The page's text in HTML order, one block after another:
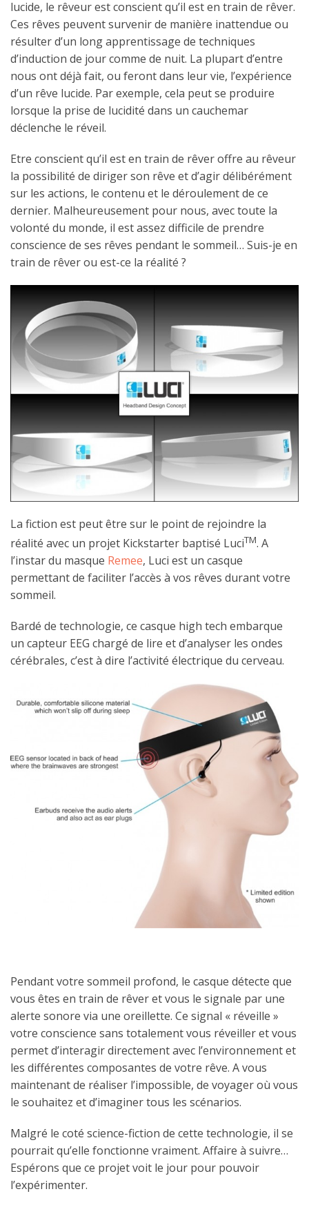
lucide, le rêveur est conscient qu’il est en train de rêver.
Ces rêves peuvent survenir de manière inattendue ou
résulter d’un long apprentissage de techniques
d’induction de jour comme de nuit. La plupart d’entre
nous ont déjà fait, ou feront dans leur vie, l’expérience
d’un rêve lucide. Par exemple, cela peut se produire
lorsque la prise de lucidité dans un cauchemar
déclenche le réveil.
Etre conscient qu’il est en train de rêver offre au rêveur
la possibilité de diriger son rêve et d’agir délibérément
sur les actions, le contenu et le déroulement de ce
dernier. Malheureusement pour nous, avec toute la
volonté du monde, il est assez difficile de prendre
conscience de ses rêves pendant le sommeil… Suis-je en
train de rêver ou est-ce la réalité ?
La fiction est peut être sur le point de rejoindre la
réalité avec un projet Kickstarter baptisé LuciTM. A
l’instar du masque Remee, Luci est un casque
permettant de faciliter l’accès à vos rêves durant votre
sommeil.
Bardé de technologie, ce casque high tech embarque
un capteur EEG chargé de lire et d’analyser les ondes
cérébrales, c’est à dire l’activité électrique du cerveau.
Pendant votre sommeil profond, le casque détecte que
vous êtes en train de rêver et vous le signale par une
alerte sonore via une oreillette. Ce signal « réveille »
votre conscience sans totalement vous réveiller et vous
permet d’interagir directement avec l’environnement et
les différentes composantes de votre rêve. A vous
maintenant de réaliser l’impossible, de voyager où vous
le souhaitez et d’imaginer tous les scénarios.
Malgré le coté science-fiction de cette technologie, il se
pourrait qu’elle fonctionne vraiment. Affaire à suivre…
Espérons que ce projet voit le jour pour pouvoir
l’expérimenter.